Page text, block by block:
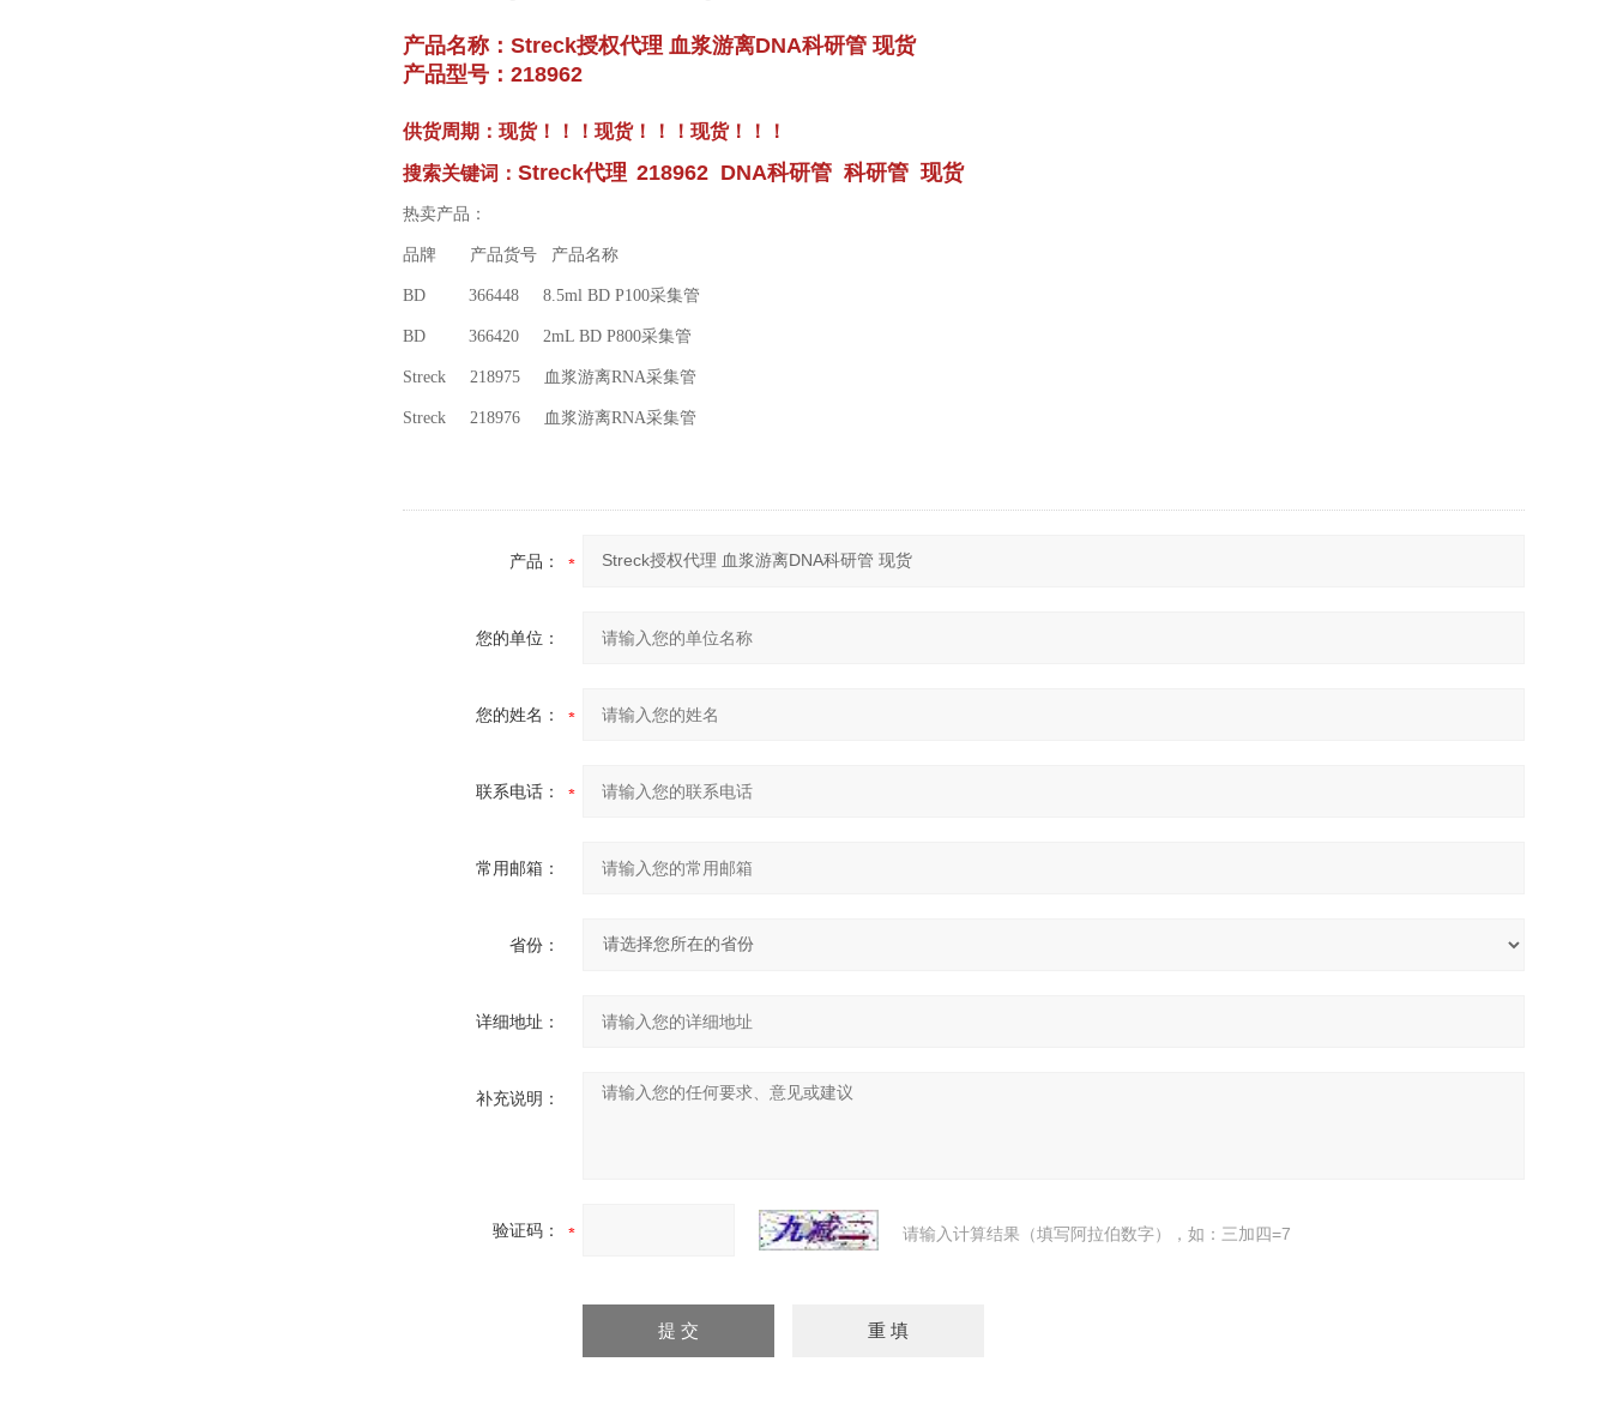
产品名称： Streck授权代理 血浆游离DNA科研管 现货
产品型号：218962
供货周期：现货！！！现货！！！ 现货！！！
搜索关键词： Streck代理 218962 DNA科研管 科研管 现货
热卖产品：
品牌 产品货号 产品名称
BD 366448 8.5ml BD P100采集管
BD 366420 2mL BD P800采集管
Streck 218975 血浆游离RNA采集管
Streck 218976 血浆游离RNA采集管
产品：
您的单位：
您的姓名：
联系电话：
常用邮箱：
省份：
详细地址：
补充说明：
验证码： 请输入计算结果（填写阿拉伯数字），如：三加四=7